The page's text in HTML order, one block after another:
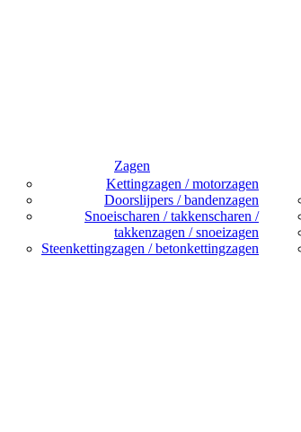
Zagen
Kettingzagen / motorzagen
Doorslijpers / bandenzagen
Snoeischaren / takkenscharen /
takkenzagen / snoeizagen
Steenkettingzagen / betonkettingzagen